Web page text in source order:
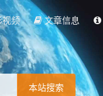
视频 文章信息
本站搜索